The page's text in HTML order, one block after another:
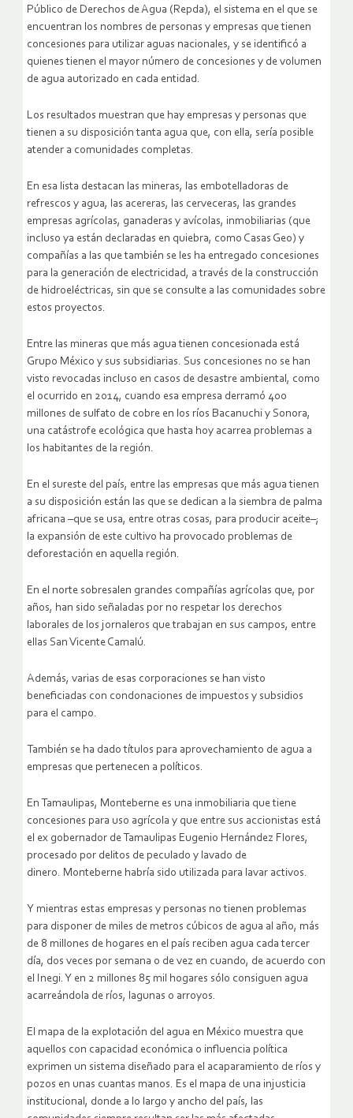
Público de Derechos de Agua (Repda), el sistema en el que se
encuentran los nombres de personas y empresas que tienen
concesiones para utilizar aguas nacionales, y se identificó a
quienes tienen el mayor número de concesiones y de volumen
de agua autorizado en cada entidad.
Los resultados muestran que hay empresas y personas que
tienen a su disposición tanta agua que, con ella, sería posible
atender a comunidades completas.
En esa lista destacan las mineras, las embotelladoras de
refrescos y agua, las acereras, las cerveceras, las grandes
empresas agrícolas, ganaderas y avícolas, inmobiliarias (que
incluso ya están declaradas en quiebra, como Casas Geo) y
compañías a las que también se les ha entregado concesiones
para la generación de electricidad, a través de la construcción
de hidroeléctricas, sin que se consulte a las comunidades sobre
estos proyectos.
Entre las mineras que más agua tienen concesionada está
Grupo México y sus subsidiarias. Sus concesiones no se han
visto revocadas incluso en casos de desastre ambiental, como
el ocurrido en 2014, cuando esa empresa derramó 400
millones de sulfato de cobre en los ríos Bacanuchi y Sonora,
una catástrofe ecológica que hasta hoy acarrea problemas a
los habitantes de la región.
En el sureste del país, entre las empresas que más agua tienen
a su disposición están las que se dedican a la siembra de palma
africana –que se usa, entre otras cosas, para producir aceite–;
la expansión de este cultivo ha provocado problemas de
deforestación en aquella región.
En el norte sobresalen grandes compañías agrícolas que, por
años, han sido señaladas por no respetar los derechos
laborales de los jornaleros que trabajan en sus campos, entre
ellas San Vicente Camalú.
Además, varias de esas corporaciones se han visto
beneficiadas con condonaciones de impuestos y subsidios
para el campo.
También se ha dado títulos para aprovechamiento de agua a
empresas que pertenecen a políticos.
En Tamaulipas, Monteberne es una inmobiliaria que tiene
concesiones para uso agrícola y que entre sus accionistas está
el ex gobernador de Tamaulipas Eugenio Hernández Flores,
procesado por delitos de peculado y lavado de
dinero. Monteberne habría sido utilizada para lavar activos.
Y mientras estas empresas y personas no tienen problemas
para disponer de miles de metros cúbicos de agua al año, más
de 8 millones de hogares en el país reciben agua cada tercer
día, dos veces por semana o de vez en cuando, de acuerdo con
el Inegi. Y en 2 millones 85 mil hogares sólo consiguen agua
acarreándola de ríos, lagunas o arroyos.
El mapa de la explotación del agua en México muestra que
aquellos con capacidad económica o influencia política
exprimen un sistema diseñado para el acaparamiento de ríos y
pozos en unas cuantas manos. Es el mapa de una injusticia
institucional, donde a lo largo y ancho del país, las